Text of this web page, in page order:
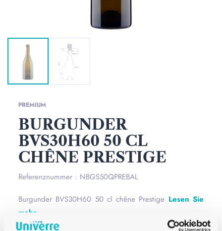
PREMIUM
BURGUNDER
BVS30H60 50 CL
CHÊNE PRESTIGE
Referenznummer : NBGS50QPREBAL
Burgunder BVS30H60 50 cl chêne Prestige Lesen Sie
mehr